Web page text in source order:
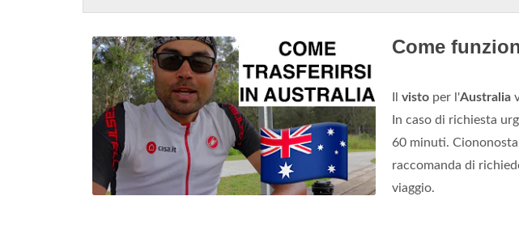
Come
visto per l'Australia
In caso di richiesta
60 minuti.
raccomanda di
viaggio.